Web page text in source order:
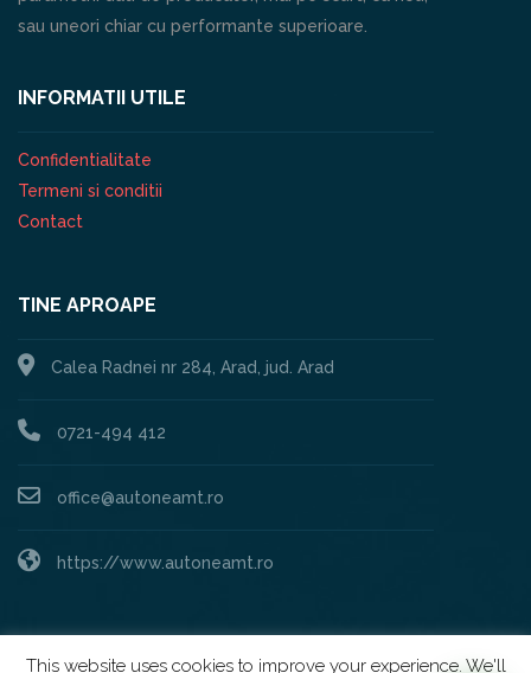
sau uneori chiar cu performante superioare.
INFORMATII UTILE
Confidentialitate
Termeni si conditii
Contact
TINE APROAPE
Calea Radnei nr 284, Arad, jud. Arad
0721-494 412
office@autoneamt.ro
https://www.autoneamt.ro
This website uses cookies to improve your experience. We'll